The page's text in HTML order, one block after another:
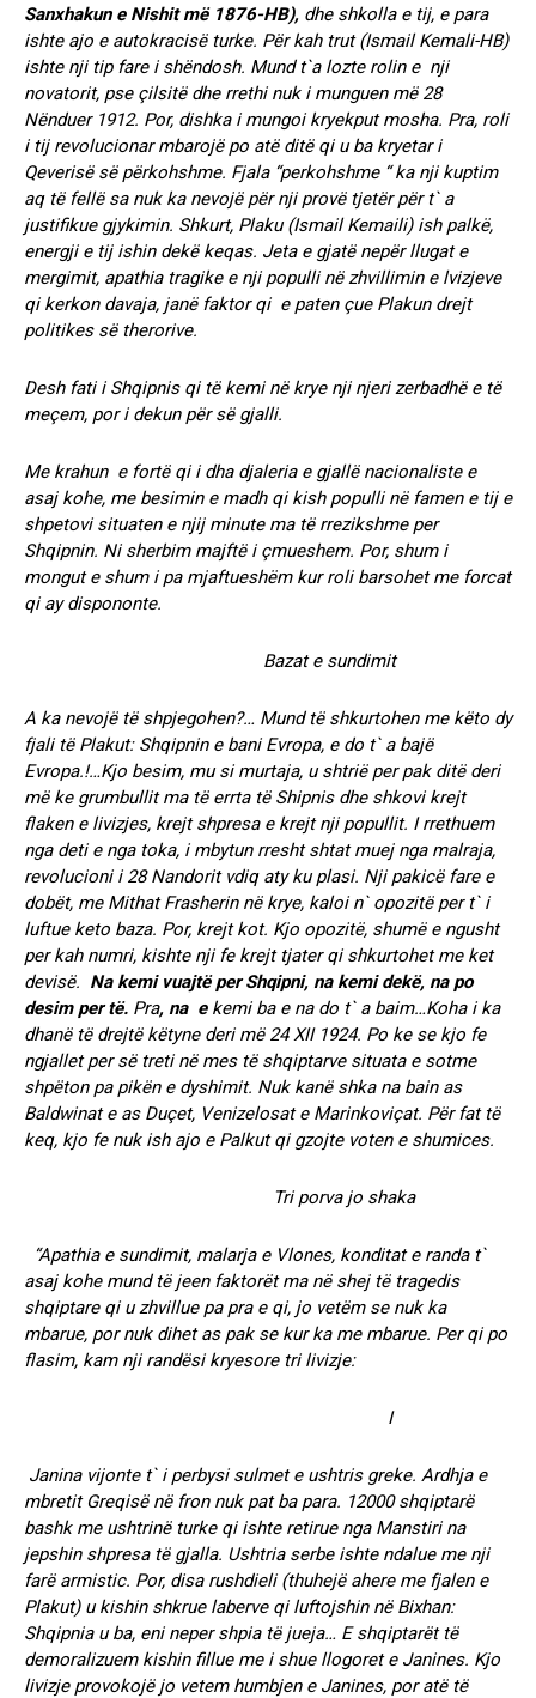
Sanxhakun e Nishit më 1876-HB), dhe shkolla e tij, e para
ishte ajo e autokracisë turke. Për kah trut (Ismail Kemali-HB)
ishte nji tip fare i shëndosh. Mund t`a lozte rolin e nji
novatorit, pse çilsitë dhe rrethi nuk i munguen më 28
Nënduer 1912. Por, dishka i mungoi kryekput mosha. Pra, roli
i tij revolucionar mbarojë po atë ditë qi u ba kryetar i
Qeverisë së përkohshme. Fjala “perkohshme “ ka nji kuptim
aq të fellë sa nuk ka nevojë për nji provë tjetër për t` a
justifikue gjykimin. Shkurt, Plaku (Ismail Kemaili) ish palkë,
energji e tij ishin dekë keqas. Jeta e gjatë nepër llugat e
mergimit, apathia tragike e nji populli në zhvillimin e lvizjeve
qi kerkon davaja, janë faktor qi e paten çue Plakun drejt
politikes së therorive.
Desh fati i Shqipnis qi të kemi në krye nji njeri zerbadhë e të
meçem, por i dekun për së gjalli.
Me krahun e fortë qi i dha djaleria e gjallë nacionaliste e
asaj kohe, me besimin e madh qi kish populli në famen e tij e
shpetovi situaten e njij minute ma të rrezikshme per
Shqipnin. Ni sherbim majftë i çmueshem. Por, shum i
mongut e shum i pa mjaftueshëm kur roli barsohet me forcat
qi ay dispononte.
Bazat e sundimit
A ka nevojë të shpjegohen?… Mund të shkurtohen me këto dy
fjali të Plakut: Shqipnin e bani Evropa, e do t` a bajë
Evropa.!…Kjo besim, mu si murtaja, u shtrië per pak ditë deri
më ke grumbullit ma të errta të Shipnis dhe shkovi krejt
flaken e livizjes, krejt shpresa e krejt nji popullit. I rrethuem
nga deti e nga toka, i mbytun rresht shtat muej nga malraja,
revolucioni i 28 Nandorit vdiq aty ku plasi. Nji pakicë fare e
dobët, me Mithat Frasherin në krye, kaloi n` opozitë per t` i
luftue keto baza. Por, krejt kot. Kjo opozitë, shumë e ngusht
per kah numri, kishte nji fe krejt tjater qi shkurtohet me ket
devisë. Na kemi vuajtë per Shqipni, na kemi dekë, na po
desim per të. Pra, na e kemi ba e na do t` a baim…Koha i ka
dhanë të drejtë këtyne deri më 24 XII 1924. Po ke se kjo fe
ngjallet per së treti në mes të shqiptarve situata e sotme
shpëton pa pikën e dyshimit. Nuk kanë shka na bain as
Baldwinat e as Duçet, Venizelosat e Marinkoviçat. Për fat të
keq, kjo fe nuk ish ajo e Palkut qi gzojte voten e shumices.
Tri porva jo shaka
“Apathia e sundimit, malarja e Vlones, konditat e randa t`
asaj kohe mund të jeen faktorët ma në shej të tragedis
shqiptare qi u zhvillue pa pra e qi, jo vetëm se nuk ka
mbarue, por nuk dihet as pak se kur ka me mbarue. Per qi po
flasim, kam nji randësi kryesore tri livizje:
I
Janina vijonte t` i perbysi sulmet e ushtris greke. Ardhja e
mbretit Greqisë në fron nuk pat ba para. 12000 shqiptarë
bashk me ushtrinë turke qi ishte retirue nga Manstiri na
jepshin shpresa të gjalla. Ushtria serbe ishte ndalue me nji
farë armistic. Por, disa rushdieli (thuhejë ahere me fjalen e
Plakut) u kishin shkrue laberve qi luftojshin në Bixhan:
Shqipnia u ba, eni neper shpia të jueja… E shqiptarët të
demoralizuem kishin fillue me i shue llogoret e Janines. Kjo
livizje provokojë jo vetem humbjen e Janines, por atë të